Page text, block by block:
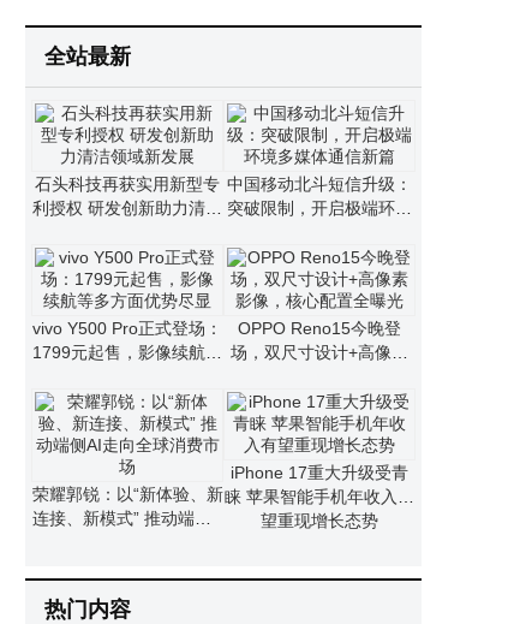
全站最新
石头科技再获实用新型专
利授权 研发创新助力清洁
中国移动北斗短信升级：
突破限制，开启极端环境
vivo Y500 Pro正式登场：
1799元起售，影像续航等
OPPO Reno15今晚登
场，双尺寸设计+高像素
荣耀郭锐：以“新体验、新
连接、新模式” 推动端侧A
iPhone 17重大升级受青
睐 苹果智能手机年收入有
望重现增长态势
热门内容